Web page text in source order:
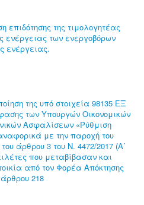
επιδότησης της τιμολογητέας
ενέργειας των ενεργοβόρων
ενέργειας.
της υπό στοιχεία 98135 ΕΞ
των Υπουργών Οικονομικών
Ασφαλίσεων «Ρύθμιση
με την παροχή του
άρθρου 3 του Ν. 4472/2017 (Α΄
που μεταβίβασαν και
από τον Φορέα Απόκτησης
218